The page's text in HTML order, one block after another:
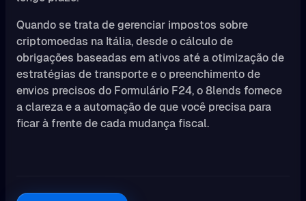
Quando se trata de gerenciar impostos sobre
criptomoedas na Itália, desde o cálculo de
obrigações baseadas em ativos até a otimização de
estratégias de transporte e o preenchimento de
envios precisos do Formulário F24, o 8lends fornece
a clareza e a automação de que você precisa para
ficar à frente de cada mudança fiscal.